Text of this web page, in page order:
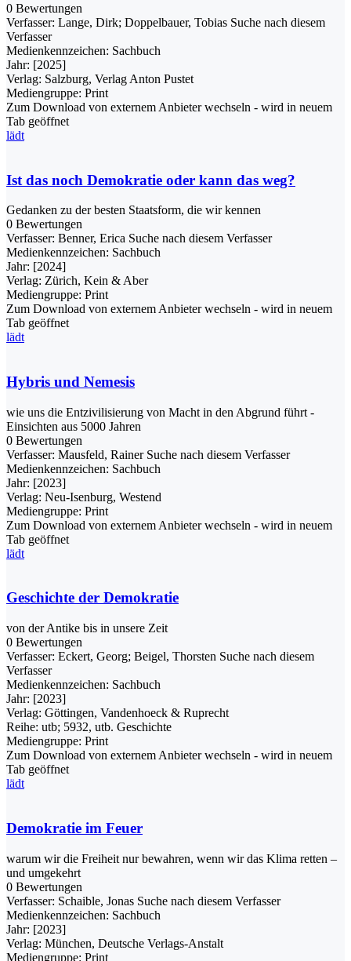
0 Bewertungen
Verfasser: Lange, Dirk; Doppelbauer, Tobias Suche nach diesem
Verfasser
Medienkennzeichen: Sachbuch
Jahr: [2025]
Verlag: Salzburg, Verlag Anton Pustet
Mediengruppe: Print
Zum Download von externem Anbieter wechseln - wird in neuem
Tab geöffnet
lädt
Ist das noch Demokratie oder kann das weg?
Gedanken zu der besten Staatsform, die wir kennen
0 Bewertungen
Verfasser: Benner, Erica Suche nach diesem Verfasser
Medienkennzeichen: Sachbuch
Jahr: [2024]
Verlag: Zürich, Kein & Aber
Mediengruppe: Print
Zum Download von externem Anbieter wechseln - wird in neuem
Tab geöffnet
lädt
Hybris und Nemesis
wie uns die Entzivilisierung von Macht in den Abgrund führt -
Einsichten aus 5000 Jahren
0 Bewertungen
Verfasser: Mausfeld, Rainer Suche nach diesem Verfasser
Medienkennzeichen: Sachbuch
Jahr: [2023]
Verlag: Neu-Isenburg, Westend
Mediengruppe: Print
Zum Download von externem Anbieter wechseln - wird in neuem
Tab geöffnet
lädt
Geschichte der Demokratie
von der Antike bis in unsere Zeit
0 Bewertungen
Verfasser: Eckert, Georg; Beigel, Thorsten Suche nach diesem
Verfasser
Medienkennzeichen: Sachbuch
Jahr: [2023]
Verlag: Göttingen, Vandenhoeck & Ruprecht
Reihe: utb; 5932, utb. Geschichte
Mediengruppe: Print
Zum Download von externem Anbieter wechseln - wird in neuem
Tab geöffnet
lädt
Demokratie im Feuer
warum wir die Freiheit nur bewahren, wenn wir das Klima retten –
und umgekehrt
0 Bewertungen
Verfasser: Schaible, Jonas Suche nach diesem Verfasser
Medienkennzeichen: Sachbuch
Jahr: [2023]
Verlag: München, Deutsche Verlags-Anstalt
Mediengruppe: Print